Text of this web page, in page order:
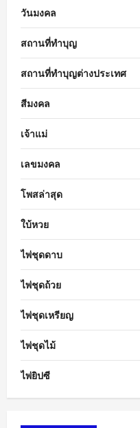
วันมงคล
สถานที่ทำบุญ
สถานที่ทำบุญต่างประเทศ
สีมงคล
เจ้าแม่
เลขมงคล
โพสล่าสุด
ใบ้หวย
ไพ่ชุดดาบ
ไพ่ชุดถ้วย
ไพ่ชุดเหรียญ
ไพ่ชุดไม้
ไพ่ยิปซี